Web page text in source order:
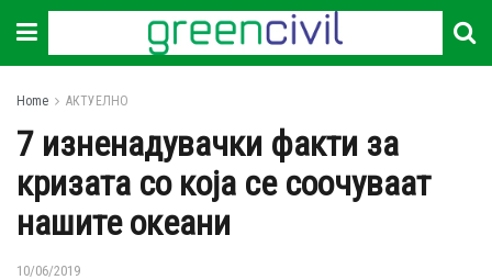
Home АКТУЕЛНО
7 изненадувачки факти за
кризата со која се соочуваат
нашите океани
10/06/2019